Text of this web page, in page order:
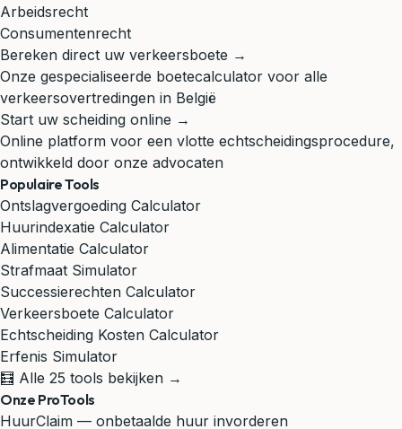
Arbeidsrecht
Consumentenrecht
Bereken direct uw verkeersboete →
Onze gespecialiseerde boetecalculator voor alle
verkeersovertredingen in België
Start uw scheiding online →
Online platform voor een vlotte echtscheidingsprocedure,
ontwikkeld door onze advocaten
Populaire Tools
Ontslagvergoeding Calculator
Huurindexatie Calculator
Alimentatie Calculator
Strafmaat Simulator
Successierechten Calculator
Verkeersboete Calculator
Echtscheiding Kosten Calculator
Erfenis Simulator
🧮 Alle 25 tools bekijken →
Onze ProTools
HuurClaim — onbetaalde huur invorderen